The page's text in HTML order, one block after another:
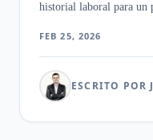
historial laboral para un
entrega fue llamativa.
FEB 25, 2026
ESCRITO POR